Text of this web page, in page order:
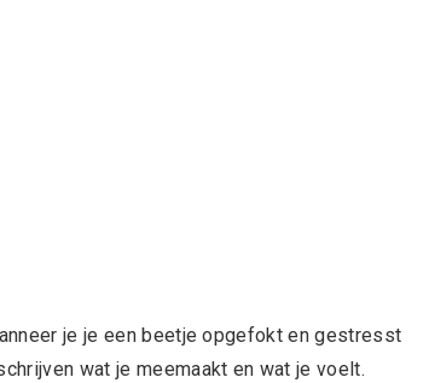
je je een beetje opgefokt en gestresst
wat je meemaakt en wat je voelt.